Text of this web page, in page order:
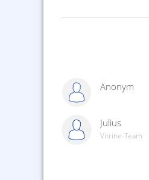
Anonym
Julius
Vitrine-Team